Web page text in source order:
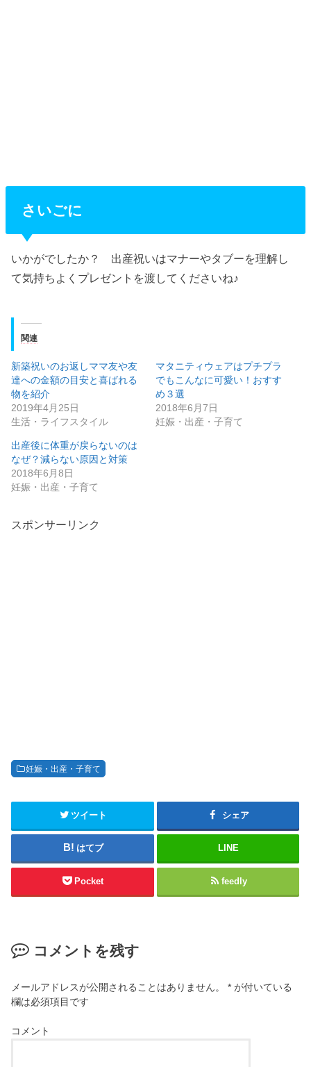
さいごに
いかがでしたか？ 出産祝いはマナーやタブーを理解し
て気持ちよくプレゼントを渡してくださいね♪
関連
新築祝いのお返しママ友や友
達への金額の目安と喜ばれる
物を紹介
2019年4月25日
生活・ライフスタイル
マタニティウェアはプチプラ
でもこんなに可愛い！おすす
め３選
2018年6月7日
妊娠・出産・子育て
出産後に体重が戻らないのは
なぜ？減らない原因と対策
2018年6月8日
妊娠・出産・子育て
スポンサーリンク
妊娠・出産・子育て
ツイート シェア
はてブ LINE
Pocket feedly
コメントを残す
メールアドレスが公開されることはありません。 * が付いている
欄は必須項目です
コメント